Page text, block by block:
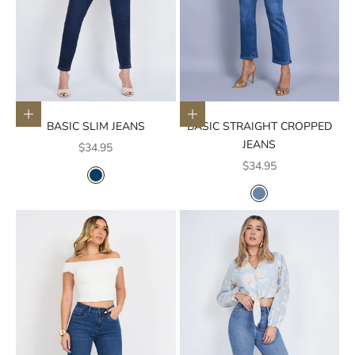
Elige opciones
BASIC SLIM JEANS
Precio de oferta
$34.95
COLOR
AZUL OSCURO
Elige opciones
BASIC STRAIGHT CROPPED
JEANS
Precio de oferta
$34.95
COLOR
AZUL MEDIO